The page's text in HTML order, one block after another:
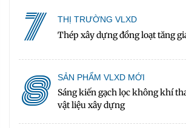
7 THỊ TRƯỜNG VLXD
Thép xây dựng đồng loạt tăng
8 SẢN PHẨM VLXD MỚI
Sáng kiến gạch lọc không khí
vật liệu xây dựng